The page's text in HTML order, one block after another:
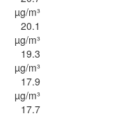
µg/m³
20.1
µg/m³
19.3
µg/m³
17.9
µg/m³
17.7